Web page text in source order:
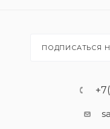
ПОДПИСАТЬСЯ